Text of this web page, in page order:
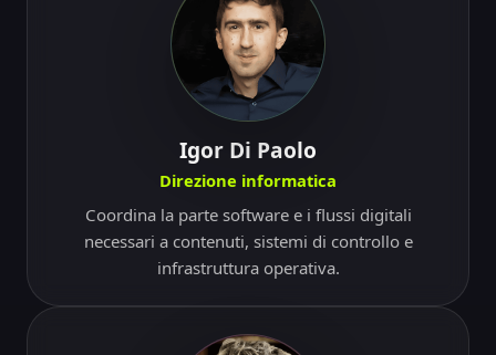
Igor Di Paolo
Direzione informatica
Coordina la parte software e i flussi digitali
necessari a contenuti, sistemi di controllo e
infrastruttura operativa.